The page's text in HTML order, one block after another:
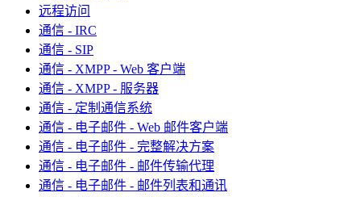
远程访问
通信 - IRC
通信 - SIP
通信 - XMPP - Web 客户端
通信 - XMPP - 服务器
通信 - 定制通信系统
通信 - 电子邮件 - Web 邮件客户端
通信 - 电子邮件 - 完整解决方案
通信 - 电子邮件 - 邮件传输代理
通信 - 电子邮件 - 邮件列表和通讯